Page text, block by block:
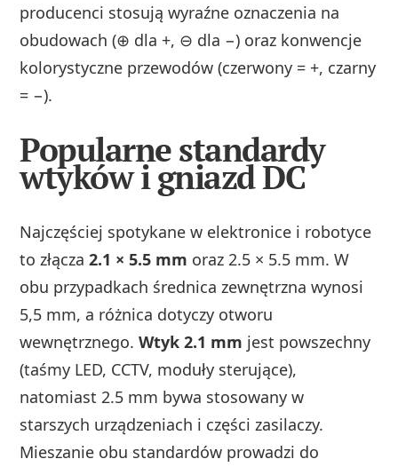
producenci stosują wyraźne oznaczenia na
obudowach (⊕ dla +, ⊖ dla −) oraz konwencje
kolorystyczne przewodów (czerwony = +, czarny
= −).
Popularne standardy
wtyków i gniazd DC
Najczęściej spotykane w elektronice i robotyce
to złącza2.1 × 5.5 mm oraz 2.5 × 5.5 mm. W
obu przypadkach średnica zewnętrzna wynosi
5,5 mm, a różnica dotyczy otworu
wewnętrznego.Wtyk 2.1 mm jest powszechny
(taśmy LED, CCTV, moduły sterujące),
natomiast 2.5 mm bywa stosowany w
starszych urządzeniach i części zasilaczy.
Mieszanie obu standardów prowadzi do